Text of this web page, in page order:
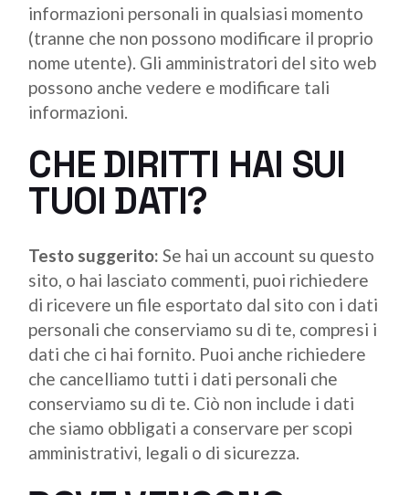
informazioni personali in qualsiasi momento
(tranne che non possono modificare il proprio
nome utente). Gli amministratori del sito web
possono anche vedere e modificare tali
informazioni.
CHE DIRITTI HAI SUI
TUOI DATI?
Testo suggerito:Se hai un account su questo
sito, o hai lasciato commenti, puoi richiedere
di ricevere un file esportato dal sito con i dati
personali che conserviamo su di te, compresi i
dati che ci hai fornito. Puoi anche richiedere
che cancelliamo tutti i dati personali che
conserviamo su di te. Ciò non include i dati
che siamo obbligati a conservare per scopi
amministrativi, legali o di sicurezza.